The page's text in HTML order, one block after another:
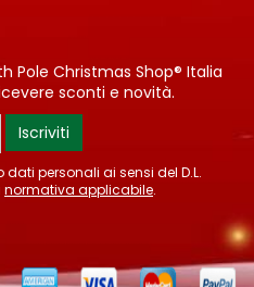
Pole Christmas Shop® Italia
sconti e novità.
Iscriviti
personali ai sensi del D.L.
normativa applicabile.